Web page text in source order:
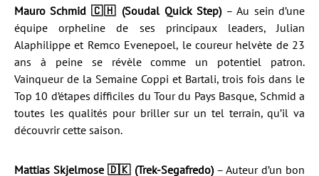
Mauro Schmid 🇨🇭 (Soudal Quick Step)– Au sein d’une
équipe orpheline de ses principaux leaders, Julian
Alaphilippe et Remco Evenepoel, le coureur helvète de 23
ans à peine se révèle comme un potentiel patron.
Vainqueur de la Semaine Coppi et Bartali, trois fois dans le
Top 10 d’étapes difficiles du Tour du Pays Basque, Schmid a
toutes les qualités pour briller sur un tel terrain, qu’il va
découvrir cette saison.
Mattias Skjelmose 🇩🇰 (Trek-Segafredo)– Auteur d’un bon